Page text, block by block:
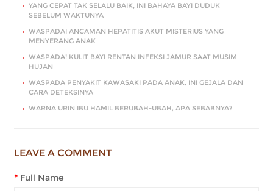
YANG CEPAT TAK SELALU BAIK, INI BAHAYA BAYI DUDUK
SEBELUM WAKTUNYA
WASPADAI ANCAMAN HEPATITIS AKUT MISTERIUS YANG
MENYERANG ANAK
WASPADA! KULIT BAYI RENTAN INFEKSI JAMUR SAAT MUSIM
HUJAN
WASPADA PENYAKIT KAWASAKI PADA ANAK, INI GEJALA DAN
CARA DETEKSINYA
WARNA URIN IBU HAMIL BERUBAH-UBAH, APA SEBABNYA?
LEAVE A COMMENT
Full Name